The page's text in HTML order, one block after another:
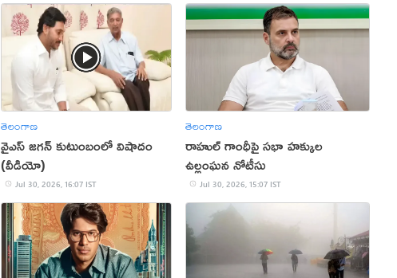
తెలంగాణ
వైఎస్ జగన్ కుటుంబంలో విషాదం
(వీడియో)
Jul 30, 2026, 16:07 IST
తెలంగాణ
రాహుల్ గాంధీపై సభా హక్కుల
ఉల్లంఘన నోటీసు
Jul 30, 2026, 15:07 IST